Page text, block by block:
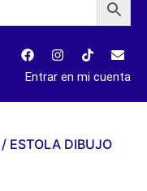
Entrar en mi cuenta
/ ESTOLA DIBUJO